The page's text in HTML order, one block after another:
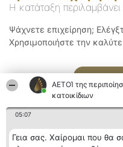
ΑΕΤΟΊ της
κατοικίδιων
05:07
Γεια σας. Χαίρομαι που θα
Η κατάταξη
Ψάχνετε επιχείρηση;
Χρησιμοποιήστε την